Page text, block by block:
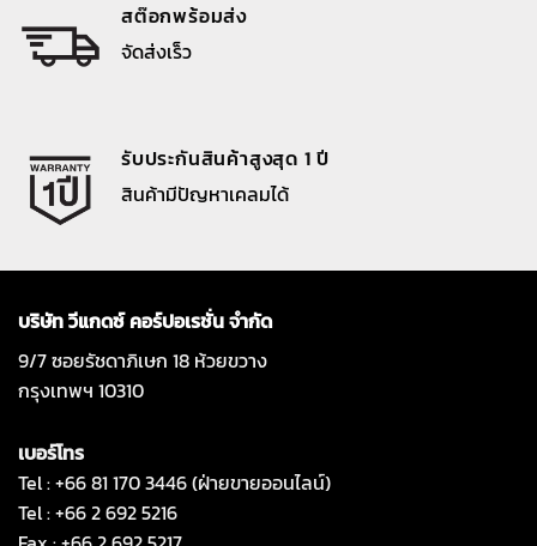
สต๊อกพร้อมส่ง
จัดส่งเร็ว
รับประกันสินค้าสูงสุด 1 ปี
สินค้ามีปัญหาเคลมได้
บริษัท วีแกดซ์ คอร์ปอเรชั่น จำกัด
9/7 ซอยรัชดาภิเษก 18 ห้วยขวาง
กรุงเทพฯ 10310
เบอร์โทร
Tel : +66 81 170 3446 (ฝ่ายขายออนไลน์)
Tel : +66 2 692 5216